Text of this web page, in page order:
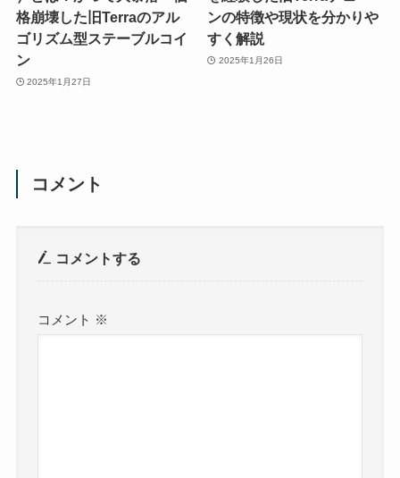
格崩壊した旧Terraのアル
ゴリズム型ステーブルコイ
ン
2025年1月27日
ンの特徴や現状を分かりや
すく解説
2025年1月26日
コメント
コメントする
コメント ※